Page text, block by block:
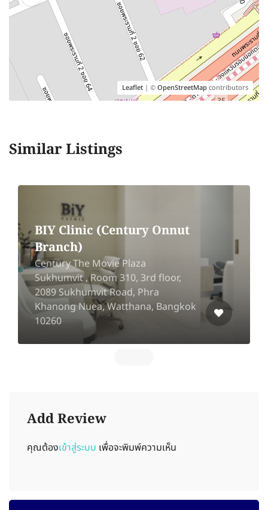
Leaflet | ©OpenStreetMapcontributors
Similar Listings
BIY Clinic (Century Onnut
Branch)
Century The Movie Plaza
Sukhumvit , Room 310, 3rd floor,
2089 Sukhumvit Road, Phra
Khanong Nuea, Watthana, Bangkok
10260
Add Review
คุณต้องเข้าสู่ระบบ เพื่อจะพิมพ์ความเห็น